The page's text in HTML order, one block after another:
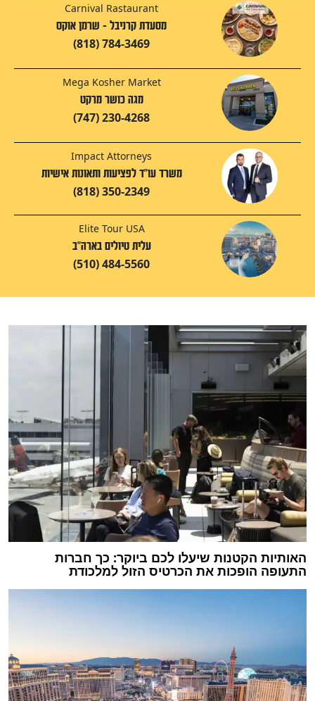
Carnival Rastaurant
מסעדת קרניבל - שרמן אוקס
(818) 784-3469
Mega Kosher Market
מגה כושר מרקט
(747) 230-4268
Impact Attorneys
משרד עו"ד לפציעות ותאונות אישיות
(818) 350-2349
Elite Tour USA
עלית טיולים בארה"ב
(510) 484-5560
האותיות הקטנות שיעלו לכם ביוקר: כך חברות
התעופה הופכות את הכרטיס הזול למלכודת